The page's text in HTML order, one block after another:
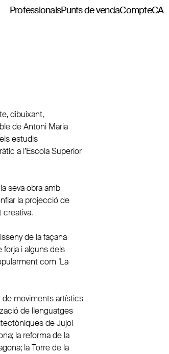
ProfessionalsPunts de vendaCompteCA
dibuixant,
de Antoni Maria
estudis
a l’Escola Superior
seva obra amb
la projecció de
creativa.
de la façana
forja i alguns dels
com ‘La
de moviments artístics
de llenguatges
de Jujol
la reforma de la
la Torre de la